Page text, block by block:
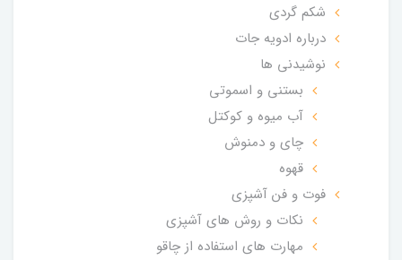
شکم گردی
درباره ادویه جات
نوشیدنی ها
بستنی و اسموتی
آب میوه و کوکتل
چای و دمنوش
قهوه
فوت و فن آشپزی
نکات و روش های آشپزی
مهارت های استفاده از چاقو